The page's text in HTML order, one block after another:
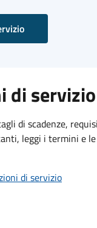
di servizio
di scadenze,
leggi i termini e
di servizio